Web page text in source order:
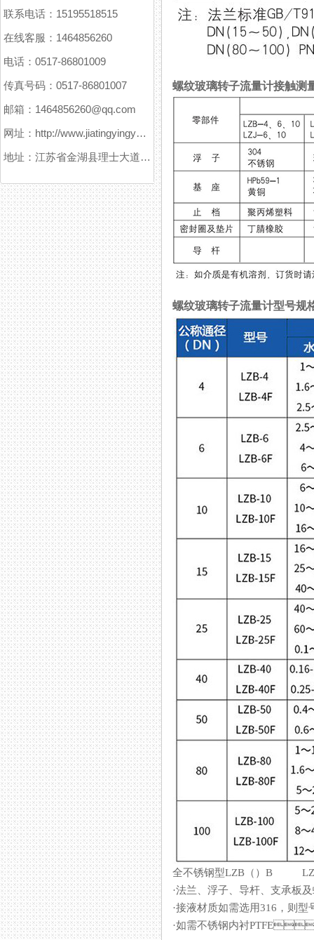
联系电话：15195518515
在线客服：1464856260
电话：0517-86801009
传真号码：0517-86801007
邮箱：1464856260@qq.com
网址：http://www.jiatingyingyuanxitong.com
地址：江苏省金湖县理士大道61号
螺纹玻璃转子流量计接触测
螺纹玻璃转子流量计型号规
全不锈钢型LZB（）B
·法兰、浮子、导杆、支
·接液材质如需选用316，则型
·如需不锈钢内衬PTFE，